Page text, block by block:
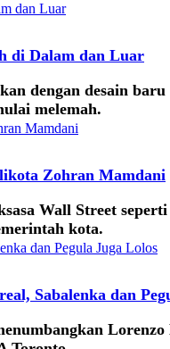
di Dalam dan Luar
dengan desain
melemah.
Zohran Mamdani
Wall Street
kota.
Sabalenka dan